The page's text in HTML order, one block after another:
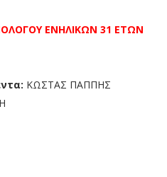
ΕΝΗΛΙΚΩΝ 31 ΕΤΩΝ
ΚΩΣΤΑΣ ΠΑΠΠΗΣ